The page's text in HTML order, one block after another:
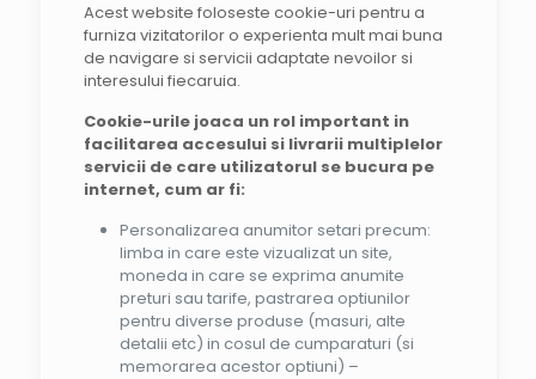
Acest website foloseste cookie-uri pentru a
furniza vizitatorilor o experienta mult mai buna
de navigare si servicii adaptate nevoilor si
interesului fiecaruia.
Cookie-urile joaca un rol important in
facilitarea accesului si livrarii multiplelor
servicii de care utilizatorul se bucura pe
internet, cum ar fi:
Personalizarea anumitor setari precum:
limba in care este vizualizat un site,
moneda in care se exprima anumite
preturi sau tarife, pastrarea optiunilor
pentru diverse produse (masuri, alte
detalii etc) in cosul de cumparaturi (si
memorarea acestor optiuni) –